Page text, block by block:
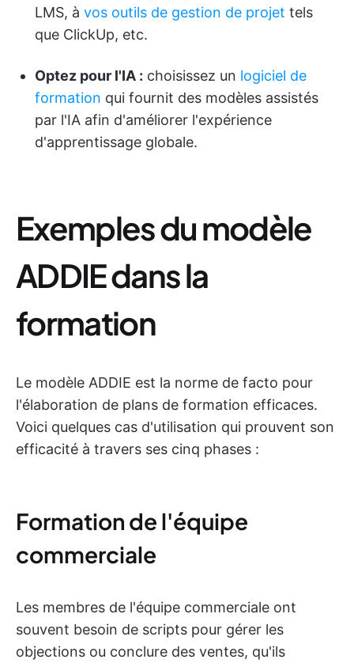
LMS, à vos outils de gestion de projet tels
que ClickUp, etc.
Optez pour l'IA : choisissez un logiciel de
formation qui fournit des modèles assistés
par l'IA afin d'améliorer l'expérience
d'apprentissage globale.
Exemples du modèle
ADDIE dans la
formation
Le modèle ADDIE est la norme de facto pour
l'élaboration de plans de formation efficaces.
Voici quelques cas d'utilisation qui prouvent son
efficacité à travers ses cinq phases :
Formation de l'équipe
commerciale
Les membres de l'équipe commerciale ont
souvent besoin de scripts pour gérer les
objections ou conclure des ventes, qu'ils